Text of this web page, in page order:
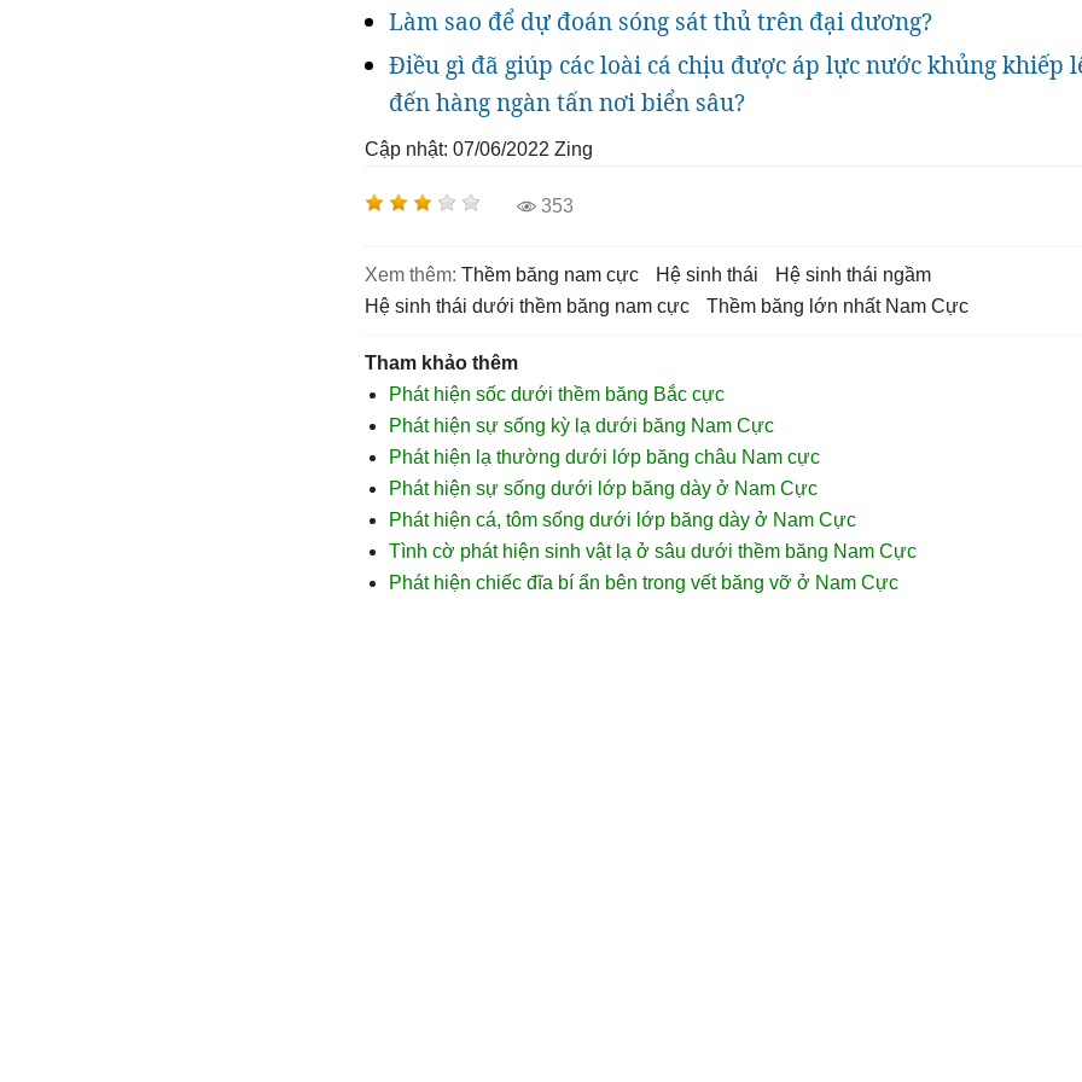
Làm sao để dự đoán sóng sát thủ trên đại dương?
Điều gì đã giúp các loài cá chịu được áp lực nước khủng khiếp
đến hàng ngàn tấn nơi biển sâu?
Cập nhật: 07/06/2022 Zing
353
Xem thêm: thềm băng nam cực hệ sinh thái
hệ sinh thái ngầm
hệ sinh thái dưới thềm băng nam cực
thềm băng lớn nhất Nam Cực
Tham khảo thêm
Phát hiện sốc dưới thềm băng Bắc cực
Phát hiện sự sống kỳ lạ dưới băng Nam Cực
Phát hiện lạ thường dưới lớp băng châu Nam cực
Phát hiện sự sống dưới lớp băng dày ở Nam Cực
Phát hiện cá, tôm sống dưới lớp băng dày ở Nam Cực
Tình cờ phát hiện sinh vật lạ ở sâu dưới thềm băng Nam Cực
Phát hiện chiếc đĩa bí ẩn bên trong vết băng vỡ ở Nam Cực